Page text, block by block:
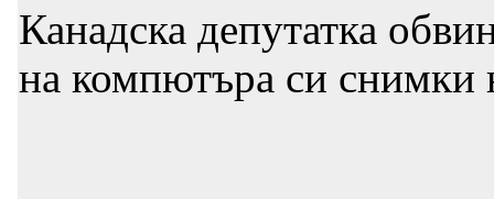
Канадска депутатка
на компютъра си снимки